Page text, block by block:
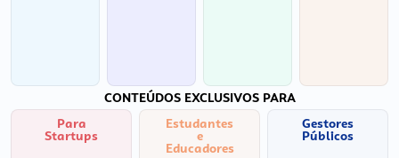
CONTEÚDOS EXCLUSIVOS PARA
Para
Startups
Estudantes
e
Educadores
Gestores
Públicos